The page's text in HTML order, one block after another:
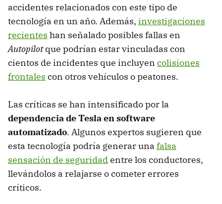
accidentes relacionados con este tipo de
tecnología en un año. Además, investigaciones
recientes han señalado posibles fallas en
Autopilotque podrían estar vinculadas con
cientos de incidentes que incluyen colisiones
frontales con otros vehículos o peatones.
Las críticas se han intensificado por la
dependencia de Tesla en software
automatizado. Algunos expertos sugieren que
esta tecnología podría generar una falsa
sensación de seguridadentre los conductores,
llevándolos a relajarse o cometer errores
críticos.